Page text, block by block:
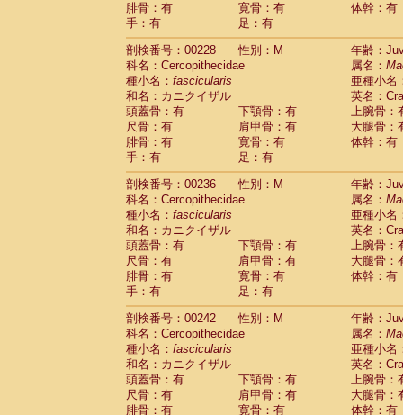
腓骨：有
寛骨：有
体幹：有
手：有
足：有
剖検番号：00228
性別：M
年齢：
科名：Cercopithecidae
属名：
種小名： fascicularis
亜種小名
和名：カニクイザル
英名：
頭蓋骨：有
下顎骨：有
上腕骨：
尺骨：有
肩甲骨：有
大腿骨：
腓骨：有
寛骨：有
体幹：有
手：有
足：有
剖検番号：00236
性別：M
年齢：
科名：Cercopithecidae
属名：
種小名： fascicularis
亜種小名
和名：カニクイザル
英名：
頭蓋骨：有
下顎骨：有
上腕骨：
尺骨：有
肩甲骨：有
大腿骨：
腓骨：有
寛骨：有
体幹：有
手：有
足：有
剖検番号：00242
性別：M
年齢：
科名：Cercopithecidae
属名：
種小名： fascicularis
亜種小名
和名：カニクイザル
英名：
頭蓋骨：有
下顎骨：有
上腕骨：
尺骨：有
肩甲骨：有
大腿骨：
腓骨：有
寛骨：有
体幹：有